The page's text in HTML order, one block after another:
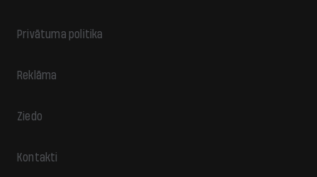
Privātuma politika
Reklāma
Ziedo
Kontakti